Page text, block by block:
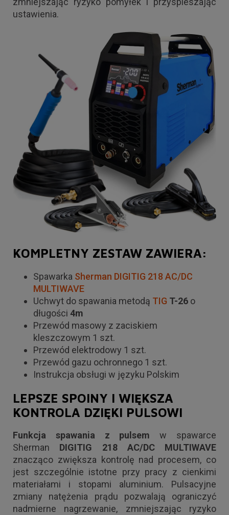
ustawienia.
KOMPLETNY ZESTAW ZAWIERA:
Spawarka Sherman DIGITIG 218 AC/DC
MULTIWAVE
Uchwyt do spawania metodą TIG T-26 o
długości 4m
Przewód masowy z zaciskiem
kleszczowym 1 szt.
Przewód elektrodowy 1 szt.
Przewód gazu ochronnego 1 szt.
Instrukcja obsługi w języku Polskim
LEPSZE SPOINY I WIĘKSZA
KONTROLA DZIĘKI PULSOWI
Funkcja spawania z pulsem w spawarce
Sherman DIGITIG 218 AC/DC MULTIWAVE
znacząco zwiększa kontrolę nad procesem, co
jest szczególnie istotne przy pracy z cienkimi
materiałami i stopami aluminium. Pulsacyjne
zmiany natężenia prądu pozwalają ograniczyć
nadmierne nagrzewanie, zmniejszając ryzyko